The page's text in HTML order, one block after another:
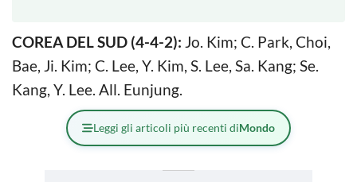
COREA DEL SUD (4-4-2): Jo. Kim; C. Park, Choi,
Bae, Ji. Kim; C. Lee, Y. Kim, S. Lee, Sa. Kang; Se.
Kang, Y. Lee. All. Eunjung.
Leggi gli articoli più recenti diMondo